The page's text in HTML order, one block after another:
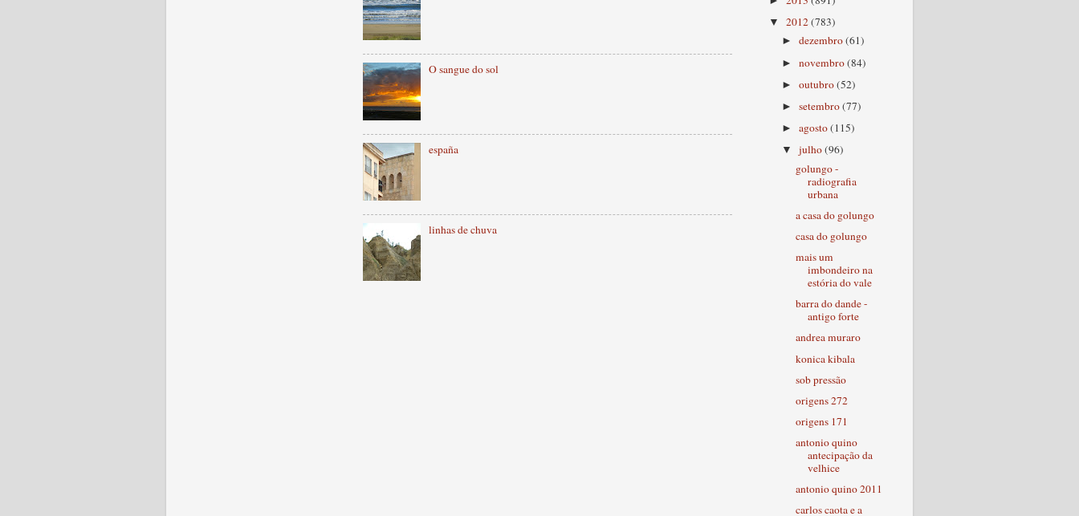
O sangue do sol
españa
linhas de chuva
▼ 2012(783)
►dezembro(61)
►novembro(84)
►outubro(52)
►setembro(77)
►agosto(115)
▼julho(96)
golungo -
radiografia
urbana
a casa do golungo
casa do golungo
mais um
imbondeiro na
estória do vale
barra do dande -
antigo forte
andrea muraro
konica kibala
sob pressão
origens 272
origens 171
antonio quino
antecipação da
velhice
antonio quino 2011
carlos caota e a